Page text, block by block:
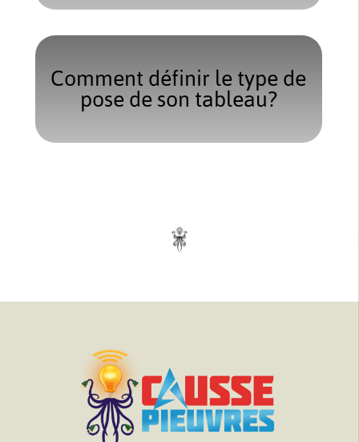
Comment définir le type de
pose de son tableau?